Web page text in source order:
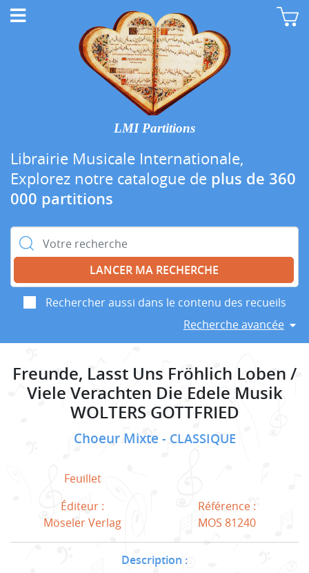
LMI Partitions
Librairie Musicale Internationale,
Explorez notre catalogue de plus de 360
000 partitions
Rechercher :
Rechercher aussi dans le contenu des recueils
Recherche avancée
Freunde, Lasst Uns Fröhlich Loben /
Viele Verachten Die Edele Musik
WOLTERS GOTTFRIED
Choeur Mixte CLASSIQUE
Feuillet
Éditeur :
Möseler Verlag
Référence :
MOS 81240
Description :